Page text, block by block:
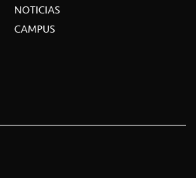
NOTICIAS
CAMPUS